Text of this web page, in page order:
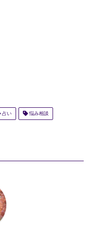
占い 悩み相談